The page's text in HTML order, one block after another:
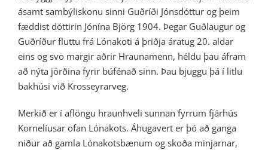
ásamt sambýliskonu sinni Guðríði Jónsdóttur og þeim
fæddist dóttirin Jónína Björg 1904. Þegar Guðlaugur og
Guðríður fluttu frá Lónakoti á þriðja áratug 20. aldar
eins og svo margir aðrir Hraunamenn, héldu þau áfram
að nýta jörðina fyrir búfénað sinn. Þau bjuggu þá í litlu
bakhúsi við Krosseyrarveg.
Merkið er í aflöngu hraunhveli sunnan fyrrum fjárhús
Kornelíusar ofan Lónakots. Áhugavert er þó að ganga
niður að gamla Lónakotsbænum og skoða minjarnar,